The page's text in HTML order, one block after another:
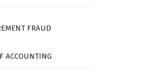
FRAUD
ACCOUNTING